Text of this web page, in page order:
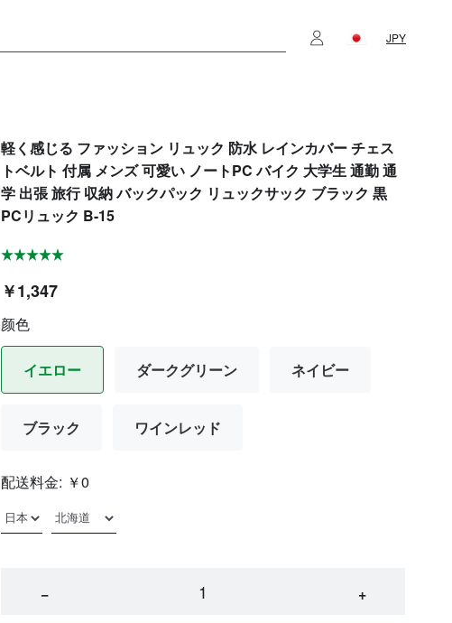
JPY
軽く感じる ファッション リュック 防水 レインカバー チェス
トベルト 付属 メンズ 可愛い ノートPC バイク 大学生 通勤 通
学 出張 旅行 収納 バックパック リュックサック ブラック 黒
PCリュック B-15
￥1,347
颜色
イエロー ダークグリーン ネイビー
ブラック ワインレッド
配送料金: ￥0
− +